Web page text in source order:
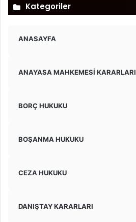
Kategoriler
ANASAYFA
ANAYASA MAHKEMESİ KARARLARI
BORÇ HUKUKU
BOŞANMA HUKUKU
CEZA HUKUKU
DANIŞTAY KARARLARI